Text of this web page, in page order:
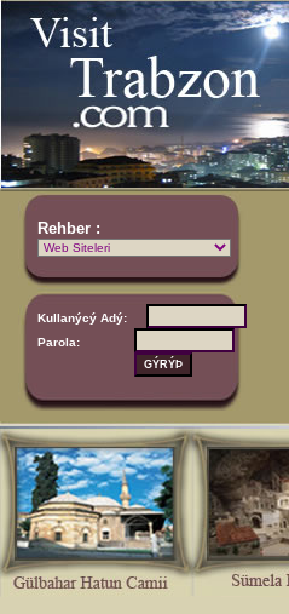
Rehber :
Kullanýcý Adý:
Parola: